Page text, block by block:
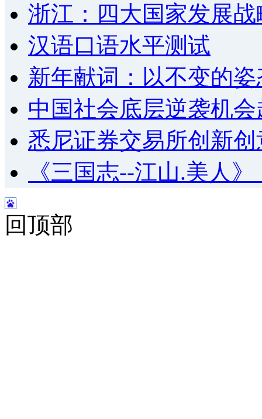
浙江：四大国家发展
汉语口语水平测试
新年献词：以不变的
中国社会底层逆袭机
悉尼证券交易所创新
《三国志--江山.美人
回顶部